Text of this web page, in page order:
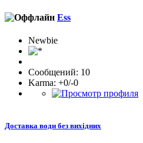
Ess
Newbie
Сообщений: 10
Karma: +0/-0
Доставка води без вихідних